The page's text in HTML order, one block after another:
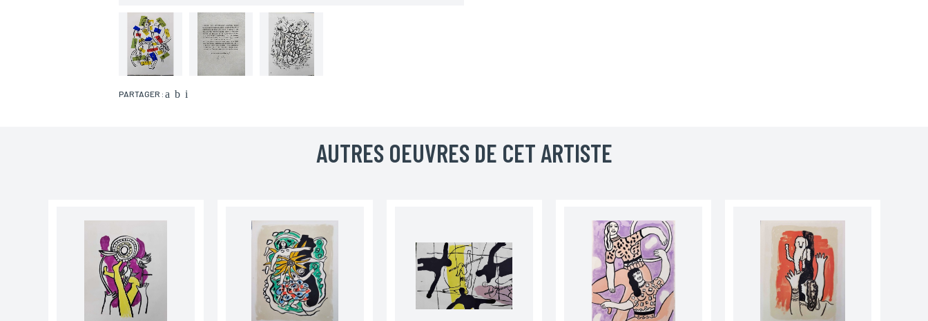
PARTAGER :
Adresse Code postal
Ville Pays
AUTRES OEUVRES DE CET ARTISTE